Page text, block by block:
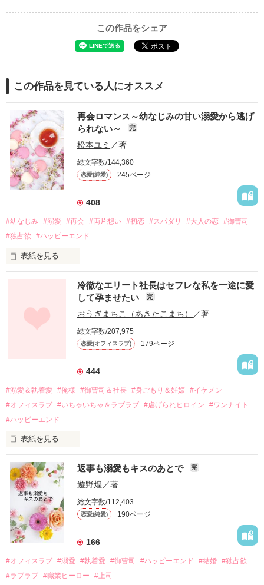
この作品をシェア
この作品を見ている人にオススメ
再会ロマンス～幼なじみの甘い溺愛から逃げ
られない～
完
松本ユミ ／著
総文字数/144,360
恋愛(純愛) 245ページ
408
#幼なじみ #溺愛 #再会 #両片想い #初恋 #スパダリ #大人の恋 #御曹司
#独占欲
#ハッピーエンド
表紙を見る
幼なじみの哲平に淡い恋心を抱いていた美桜。
しかし、ある出来事をきっかけに二人の関係は壊れてしまう。
関係修復もできないまま、美桜は両親の離婚によって
引っ越すことになり、哲平とも離れ離れになった。
それから約十二年後。
過去の傷から、二度と会いたくないと思っていた哲平に
運命のような再会を果たす。
酔った勢いで一夜を共にしてしまった。
さらに、美桜が初めてだと知った哲平は
『責任をとる、結婚しよう』と真っ直ぐに告げてきた。
戸惑う美桜とは裏腹に、好きという気持ちを隠すことなく
甘やかしてくる。
そんなある日、哲平は美桜がストーカー被害に
遭っていることを知る。
美桜を守るため、哲平は同居を提案してきて――。
夏木美桜(なつきみお)
鳴海哲平 (なるみてっぺい)
冷徹なエリート社長はセフレな私を一途に愛
して孕ませたい
完
おうぎまちこ（あきたこまち） ／著
総文字数/207,975
恋愛(オフィスラブ) 179ページ
444
#溺愛＆執着愛 #俺様 #御曹司＆社長 #身ごもり＆妊娠 #イケメン
#オフィスラブ #いちゃいちゃ＆ラブラブ #虐げられヒロイン
#ワンナイト
#ハッピーエンド
表紙を見る
おかしな噂を流されて前の職場でうまくいかなかった梅田美
桜は、海外で傷心旅行をしていたところ、日本人美青年と出会
い、酒の勢いもあり一夜限りの関係となる。
帰国後、美桜は新しい職場でワンナイトした美青年と再会。
なんと彼の正体は、とある財閥御曹司にも関わらず、一族を離
れて起業した新進気鋭の実業家、社内でも冷徹だと評判な社長
――御影恭司その人だったのだ――！
なぜか恭司から飼い猫の世話係を命じられた美桜は、猫の世
の関係となってしまい――？
返事も溺愛もキスのあとで 完
遊野煌／著
総文字数/112,403
恋愛(純愛) 190ページ
166
#オフィスラブ #溺愛 #執着愛 #御曹司 #ハッピーエンド #結婚 #独占欲
#ラブラブ #職業ヒーロー #上司